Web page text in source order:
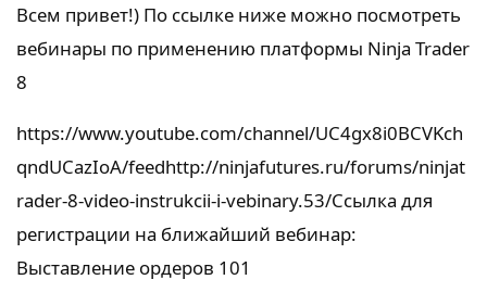
Всем привет!) По ссылке ниже можно посмотреть
вебинары по применению платформы Ninja Trader
8
https://www.youtube.com/channel/UC4gx8i0BCVKch
qndUCazIoA/feedhttp://ninjafutures.ru/forums/ninjat
rader-8-video-instrukcii-i-vebinary.53/Ссылка для
регистрации на ближайший вебинар:
Выставление ордеров 101